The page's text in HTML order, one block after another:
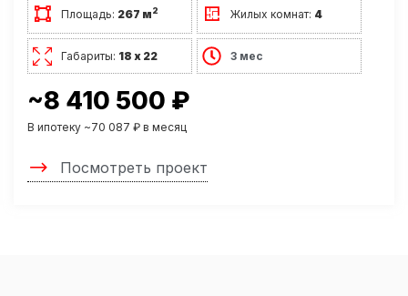
Площадь: 267 м2 Жилых комнат: 4
Габариты: 18 х 22 3 мес
~8 410 500 ₽
В ипотеку ~70 087 ₽ в месяц
Посмотреть проект